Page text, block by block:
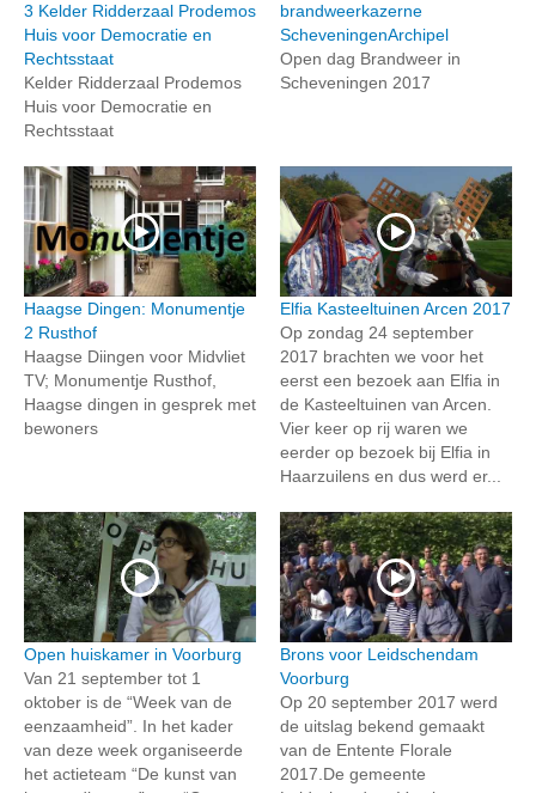
3 Kelder Ridderzaal Prodemos
Huis voor Democratie en
Rechtsstaat
Kelder Ridderzaal Prodemos
Huis voor Democratie en
Rechtsstaat
brandweerkazerne
ScheveningenArchipel
Open dag Brandweer in
Scheveningen 2017
Haagse Dingen: Monumentje
2 Rusthof
Haagse Diingen voor Midvliet
TV; Monumentje Rusthof,
Haagse dingen in gesprek met
bewoners
Elfia Kasteeltuinen Arcen 2017
Op zondag 24 september
2017 brachten we voor het
eerst een bezoek aan Elfia in
de Kasteeltuinen van Arcen.
Vier keer op rij waren we
eerder op bezoek bij Elfia in
Haarzuilens en dus werd er...
Open huiskamer in Voorburg
Van 21 september tot 1
oktober is de “Week van de
eenzaamheid”. In het kader
van deze week organiseerde
het actieteam “De kunst van
Brons voor Leidschendam
Voorburg
Op 20 september 2017 werd
de uitslag bekend gemaakt
van de Entente Florale
2017.De gemeente